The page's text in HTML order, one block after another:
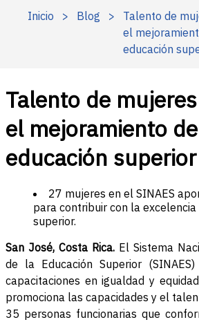
Inicio > Blog >
Talento de
el
educación
Talento de
el mejoramiento
educación superior
27 mujeres en el SINAES
para contribuir con la
superior.
San José, Costa Rica. El Sistema
de la Educación Superior
capacitaciones en igualdad y
promociona las capacidades y el
35 personas funcionarias que